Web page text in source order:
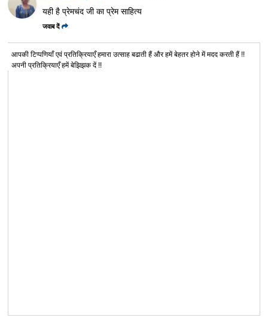
यही है प्रेमचंद जी का प्रेम साहित्य
जवाब दें
आपकी टिप्पणियाँ एवं प्रतिक्रियाएँ हमारा उत्साह बढाती हैं और हमें बेहतर होने में मदद करती हैं !!
अपनी प्रतिक्रियाएँ हमें बेझिझक दें !!